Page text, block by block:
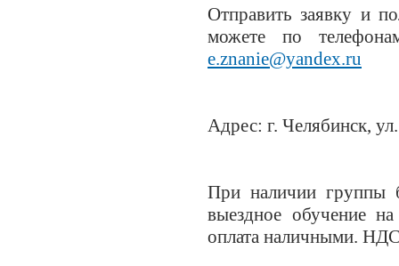
Отправить заявку и
можете по
e.znanie@yandex.ru
Адрес: г. Челябинск,
При наличии группы
выездное обучение
оплата наличными. НДС